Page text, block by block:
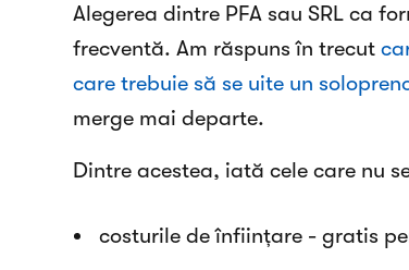
Alegerea dintre PFA sau SRL ca
frecventă. Am răspuns în trecut
care trebuie să se uite un
merge mai departe.
Dintre acestea, iată cele care nu
costurile de înființare - gratis